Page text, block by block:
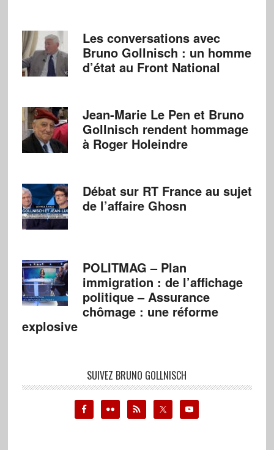
Les conversations avec
Bruno Gollnisch : un homme
d’état au Front National
Jean-Marie Le Pen et Bruno
Gollnisch rendent hommage
à Roger Holeindre
Débat sur RT France au sujet
de l’affaire Ghosn
POLITMAG – Plan
immigration : de l’affichage
politique – Assurance
chômage : une réforme
explosive
SUIVEZ BRUNO GOLLNISCH